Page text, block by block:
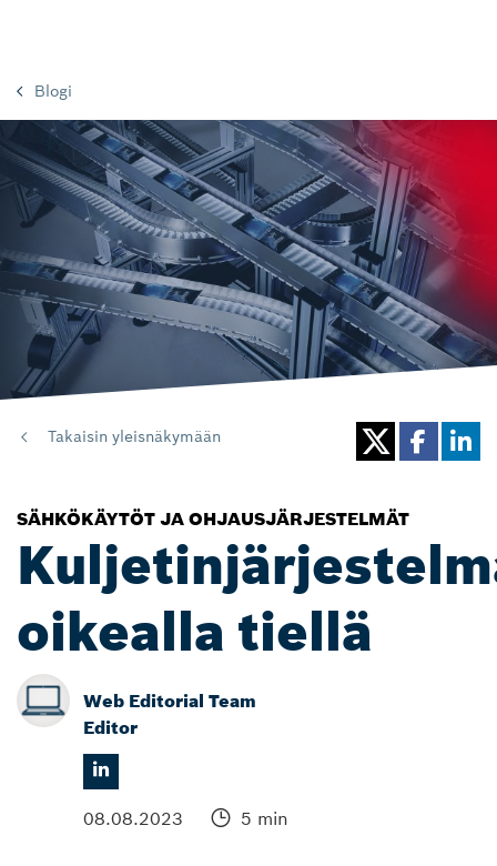
Blogi
Takaisin yleisnäkymään
SÄHKÖKÄYTÖT JA OHJAUSJÄRJESTELMÄT
oikealla tiellä
Web Editorial Team
Editor
08.08.2023 5 min